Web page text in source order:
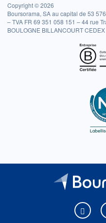
Copyright © 2026
Boursorama, SA au capital de 53
– TVA FR 69 351 058 151 – 44 rue
BOULOGNE BILLANCOURT CEDEX